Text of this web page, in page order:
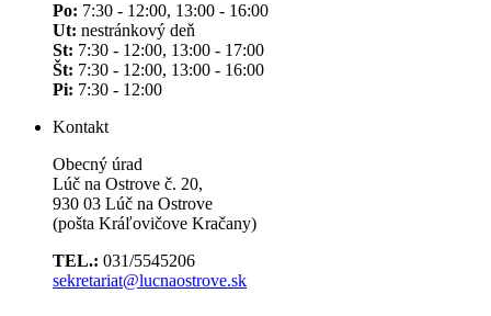
Po: 7:30 - 12:00, 13:00 - 16:00
Ut: nestránkový deň
St: 7:30 - 12:00, 13:00 - 17:00
Št: 7:30 - 12:00, 13:00 - 16:00
Pi: 7:30 - 12:00
Kontakt
Obecný úrad
Lúč na Ostrove č. 20,
930 03 Lúč na Ostrove
(pošta Kráľovičove Kračany)
TEL.: 031/5545206
sekretariat@lucnaostrove.sk